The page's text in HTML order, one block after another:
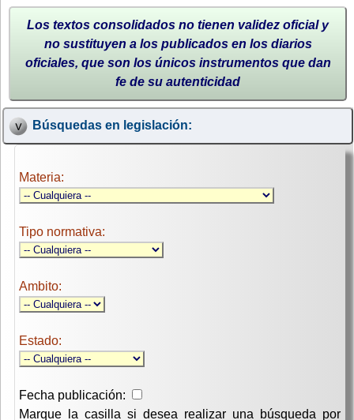
Los textos consolidados no tienen validez oficial y
no sustituyen a los publicados en los diarios
oficiales, que son los únicos instrumentos que dan
fe de su autenticidad
Búsquedas en legislación:
Materia:
Tipo normativa:
Ambito:
Estado:
Fecha publicación:
Marque la casilla si desea realizar una búsqueda por